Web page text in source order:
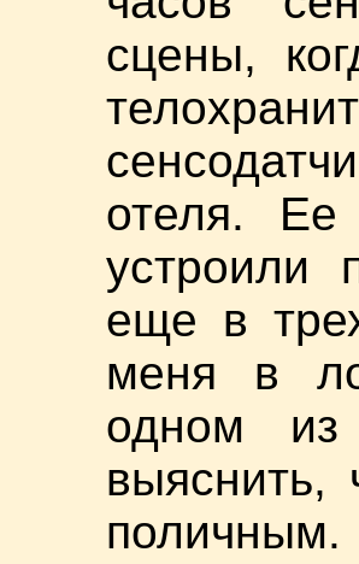
сцены,
отеля. Ее
устроили
еще в
меня в
одном
выяснить,
поличным.